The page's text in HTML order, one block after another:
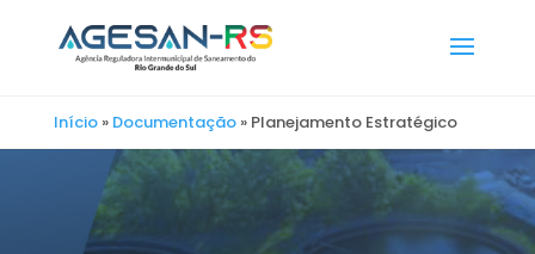
Início» Documentação» Planejamento Estratégico